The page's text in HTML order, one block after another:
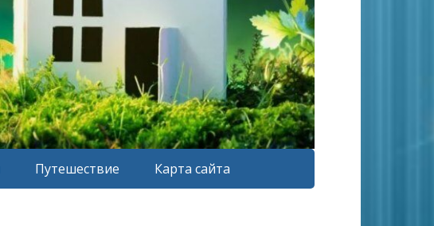
Путешествие Карта сайта